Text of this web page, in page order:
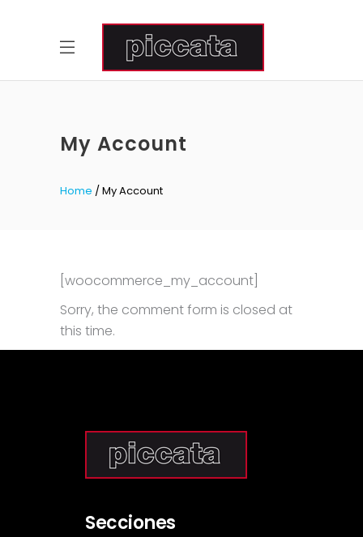
My Account
Home My Account
[woocommerce_my_account]
Sorry, the comment form is closed at
this time.
Secciones